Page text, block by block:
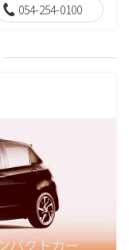
054-254-0100